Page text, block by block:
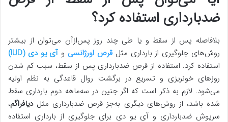
ضدبارداری استفاده کرد؟
بلافاصله پس از سقط و یا طی چند روز پس‌ازآن می‌توان از بیشتر
روش‌های جلوگیری از بارداری مثلقرص اورژانسی وآی یو دی (IUD)
استفاده کرد. استفاده از قرص ضدبارداری پس از سقط، سبب کم شدن
روزهای خونریزی و تسریع در برگشت روال قاعدگی به نظم اولیه
می‌شود. لازم به ذکر است که اگر جنین در سه‌ماهه دوم بارداری سقط
شده باشد، از روش‌های دیگری به‌جز قرص ضدبارداری مثلدیافراگم،
سرپوش ضدبارداری و آی یو دی برای جلوگیری از بارداری استفاده